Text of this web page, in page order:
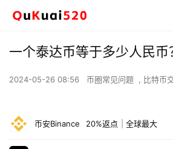
一个泰达币等于多少人民币
2024-05-26 08:56 币圈常见问题 , 比特币
币安Binance 20%返点 全球最大